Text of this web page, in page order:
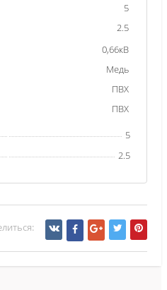
5
2.5
0,66кВ
Медь
ПВХ
ПВХ
5
2.5